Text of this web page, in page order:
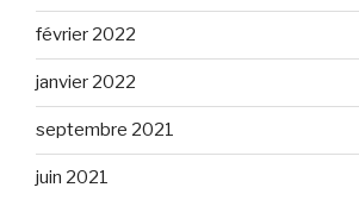
février 2022
janvier 2022
septembre 2021
juin 2021